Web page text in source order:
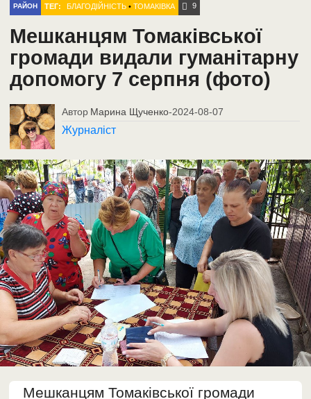
РАЙОН ТЕГ: БЛАГОДІЙНІСТЬ •ТОМАКІВКА 9
Мешканцям Томаківської
громади видали гуманітарну
допомогу 7 серпня (фото)
Автор Марина Щученко-2024-08-07
Журналіст
Мешканцям Томаківської громади